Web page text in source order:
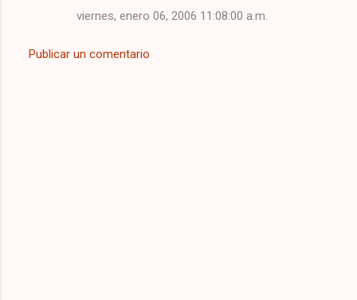
viernes, enero 06, 2006 11:08:00 a.m.
Publicar un comentario